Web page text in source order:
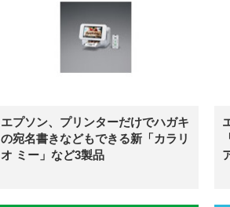
エプソン、プリンターだけでハガキ
の宛名書きなどもできる新「カラリ
オ ミー」など3製品